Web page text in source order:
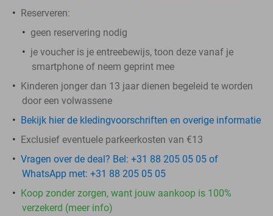
Reserveren:
geen reservering nodig
je voucher is je entreebewijs, toon deze vanaf je
smartphone of neem geprint mee
Kinderen jonger dan 13 jaar dienen begeleid te worden
door een volwassene
Bekijk hier de kledingvoorschriften en overige informatie
Exclusief eventuele parkeerkosten van €13
Vragen over de deal? Bel: +31 88 205 05 05 of
WhatsApp met: +31 88 205 05 05
Koop zonder zorgen, want jouw aankoop is 100%
verzekerd (meer info)